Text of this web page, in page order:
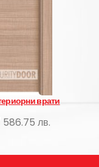
врати
лв.